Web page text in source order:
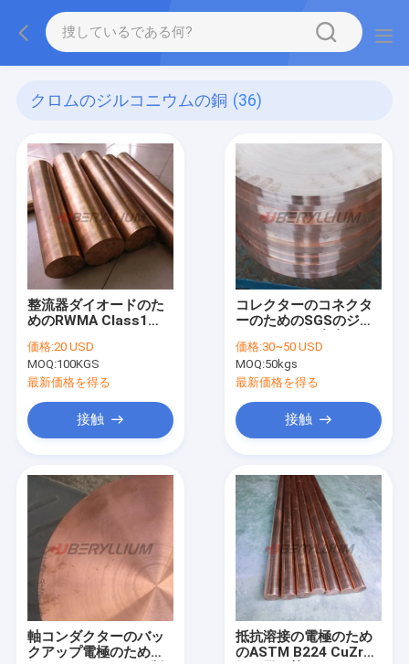
クロムのジルコニウムの銅 (36)
整流器ダイオードのた
めのRWMA Class1
銅棒
価格:20 USD
MOQ:100KGS
最新価格を得る
接触
コレクターのコネクタ
ーのためのSGSのジル
C15000の円形の版
価格:30~50 USD
MOQ:50kgs
最新価格を得る
接触
軸コンダクターのバッ
クアップ電極のための
抵抗溶接の電極のため
のASTM B224 CuZrの